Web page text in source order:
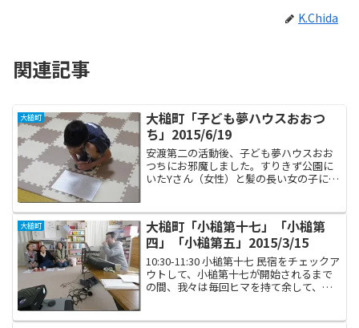
K.Chida
関連記事
大槌町
大槌町「子ども夢ハウスおおつ
ち」2015/6/19
安渡第二の活動後、子ども夢ハウスおお
つちにお邪魔しました。すりきず公園に
いたYさん（女性）と髪の長い女の子に挨
ういえば備品にギターがあったな‥と思
い、さっそくテキスト作...
大槌町
大槌町「小槌第十七」「小槌第
四」「小槌第五」2015/3/15
10:30-11:30 小槌第十七 民宿をチェックア
ウトして、小槌第十七が開始されるまで
の間、我々は毎回ヒマを持て余して、こ